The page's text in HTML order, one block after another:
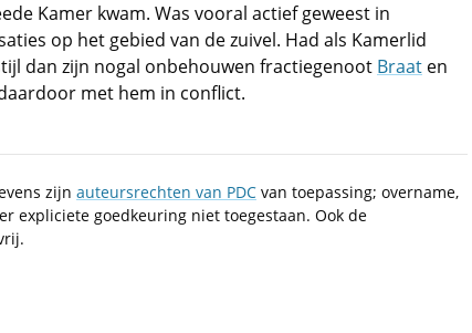
Kamer kwam. Was vooral actief geweest in
op het gebied van de zuivel. Had als Kamerlid
dan zijn nogal onbehouwen fractiegenoot Braat en
met hem in conflict.
zijn auteursrechten van PDC van toepassing; overname,
expliciete goedkeuring niet toegestaan. Ook de